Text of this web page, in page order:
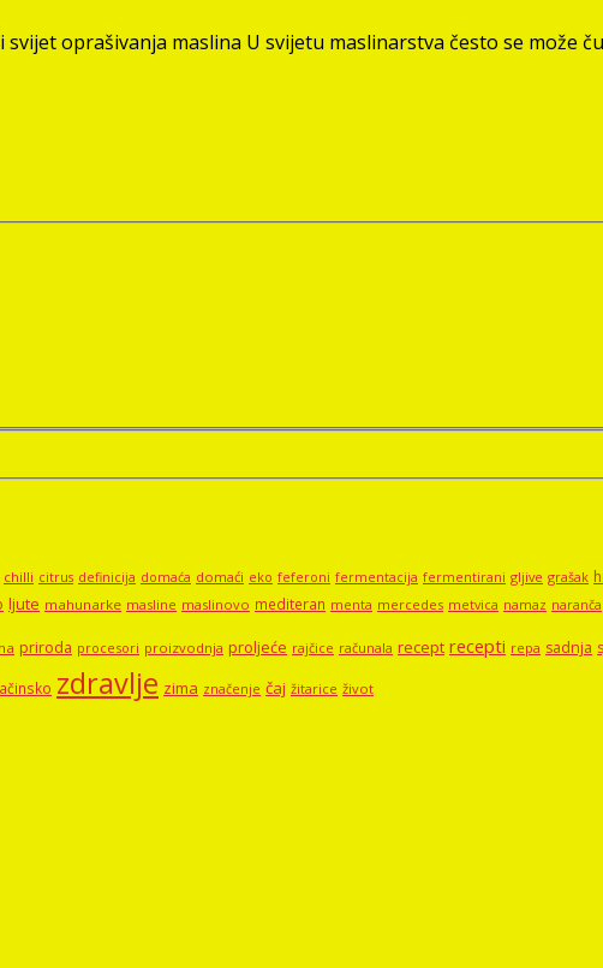
oprašivanja maslina U svijetu maslinarstva često se može
chilli citrus definicija domaća domaći eko feferoni fermentacija fermentirani gljive grašak
ljute mahunarke masline maslinovo mediteran menta mercedes metvica namaz naranča
priroda procesori proizvodnja proljeće rajčice računala recept recepti repa sadnja
zdravlje zima značenje čaj žitarice život